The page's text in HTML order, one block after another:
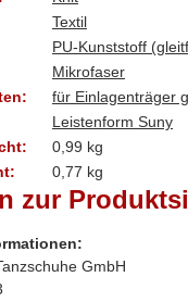
Textil
PU-Kunststoff
Mikrofaser
für Einlagenträger
Leistenform Suny
0,99 kg
0,77 kg
zur
GmbH